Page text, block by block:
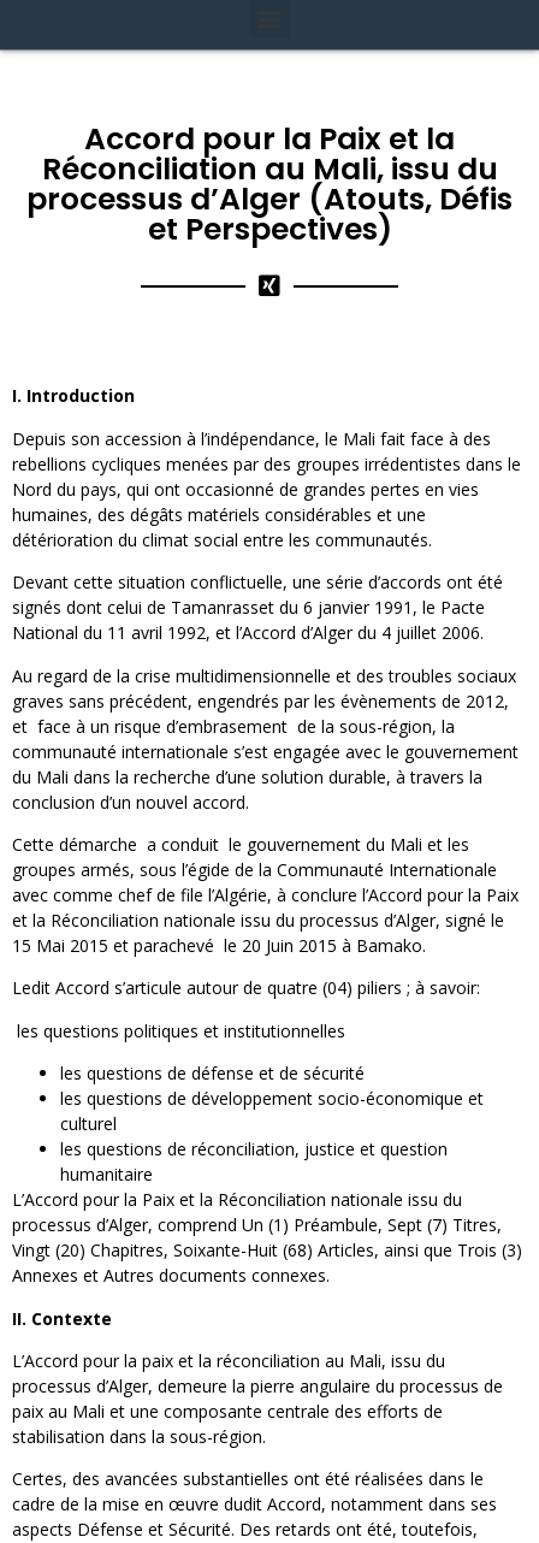
Accord pour la Paix et la
Réconciliation au Mali, issu du
processus d’Alger (Atouts, Défis
et Perspectives)
I. Introduction
Depuis son accession à l’indépendance, le Mali fait face à des
rebellions cycliques menées par des groupes irrédentistes dans le
Nord du pays, qui ont occasionné de grandes pertes en vies
humaines, des dégâts matériels considérables et une
détérioration du climat social entre les communautés.
Devant cette situation conflictuelle, une série d’accords ont été
signés dont celui de Tamanrasset du 6 janvier 1991, le Pacte
National du 11 avril 1992, et l’Accord d’Alger du 4 juillet 2006.
Au regard de la crise multidimensionnelle et des troubles sociaux
graves sans précédent, engendrés par les évènements de 2012,
et face à un risque d’embrasement de la sous-région, la
communauté internationale s’est engagée avec le gouvernement
du Mali dans la recherche d’une solution durable, à travers la
conclusion d’un nouvel accord.
Cette démarche a conduit le gouvernement du Mali et les
groupes armés, sous l’égide de la Communauté Internationale
avec comme chef de file l’Algérie, à conclure l’Accord pour la Paix
et la Réconciliation nationale issu du processus d’Alger, signé le
15 Mai 2015 et parachevé le 20 Juin 2015 à Bamako.
Ledit Accord s’articule autour de quatre (04) piliers ; à savoir:
les questions politiques et institutionnelles
les questions de défense et de sécurité
les questions de développement socio-économique et
culturel
les questions de réconciliation, justice et question
humanitaire
L’Accord pour la Paix et la Réconciliation nationale issu du
processus d’Alger, comprend Un (1) Préambule, Sept (7) Titres,
Vingt (20) Chapitres, Soixante-Huit (68) Articles, ainsi que Trois (3)
Annexes et Autres documents connexes.
II. Contexte
L’Accord pour la paix et la réconciliation au Mali, issu du
processus d’Alger, demeure la pierre angulaire du processus de
paix au Mali et une composante centrale des efforts de
stabilisation dans la sous-région.
Certes, des avancées substantielles ont été réalisées dans le
cadre de la mise en œuvre dudit Accord, notamment dans ses
aspects Défense et Sécurité. Des retards ont été, toutefois,